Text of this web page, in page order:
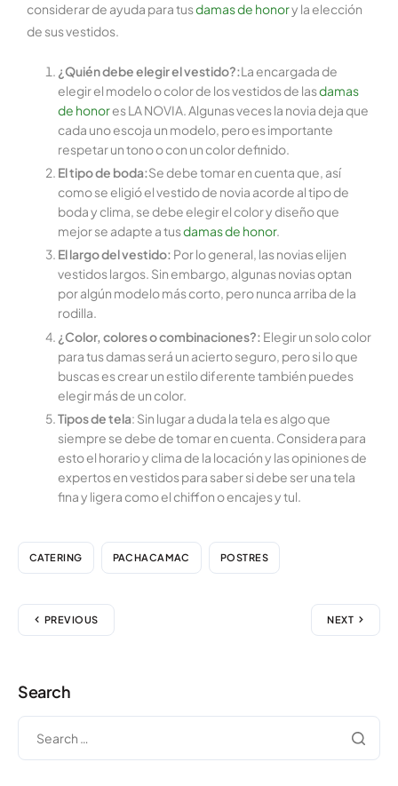
considerar de ayuda para tusdamas de honory la elección
de sus vestidos.
¿Quién debe elegir el vestido?:La encargada de
elegir el modelo o color de los vestidos de lasdamas
de honores LA NOVIA. Algunas veces la novia deja que
cada uno escoja un modelo, pero es importante
respetar un tono o con un color definido.
El tipo de boda:Se debe tomar en cuenta que, así
como se eligió el vestido de novia acorde al tipo de
boda y clima, se debe elegir el color y diseño que
mejor se adapte a tusdamas de honor.
El largo del vestido: Por lo general, las novias elijen
vestidos largos. Sin embargo, algunas novias optan
por algún modelo más corto, pero nunca arriba de la
rodilla.
¿Color, colores o combinaciones?: Elegir un solo color
para tus damas será un acierto seguro, pero si lo que
buscas es crear un estilo diferente también puedes
elegir más de un color.
Tipos de tela: Sin lugar a duda la tela es algo que
siempre se debe de tomar en cuenta. Considera para
esto el horario y clima de la locación y las opiniones de
expertos en vestidos para saber si debe ser una tela
fina y ligera como el chiffon o encajes y tul.
CATERING PACHACAMAC POSTRES
PREVIOUS NEXT
Search